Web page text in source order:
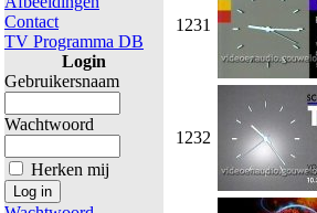
Contact
TV Programma DB
Login
Gebruikersnaam
Wachtwoord
Herken mij
1231
1232